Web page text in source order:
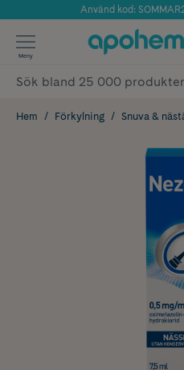
Årets Butik
Använd kod:
✓ Fri
✓ Poäng
Meny
Hem Förkylning Snuva &